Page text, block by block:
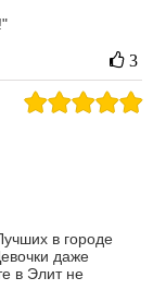
3
в городе
даже
в Элит не